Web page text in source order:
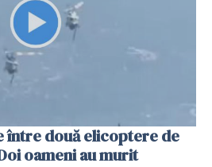
între două elicoptere de
oameni au murit